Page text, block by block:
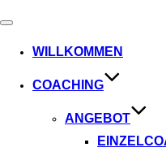
Navigation
WILLKOMMEN
COACHING
ANGEBOT